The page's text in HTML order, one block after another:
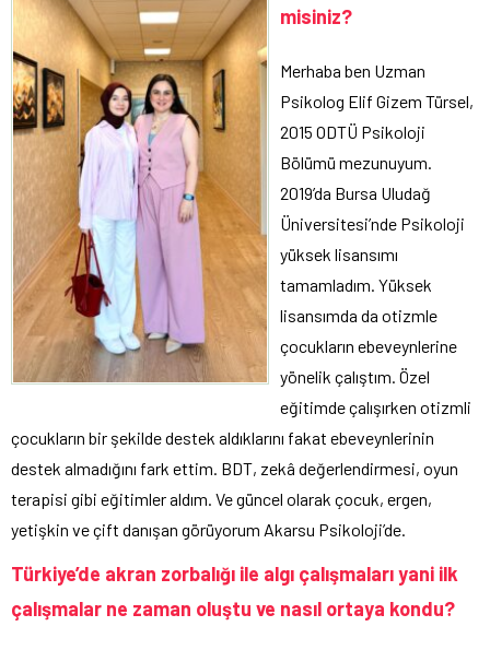
misiniz?
Merhaba ben Uzman
Psikolog Elif Gizem Türsel,
2015 ODTÜ Psikoloji
Bölümü mezunuyum.
2019’da Bursa Uludağ
Üniversitesi’nde Psikoloji
yüksek lisansımı
tamamladım. Yüksek
lisansımda da otizmle
çocukların ebeveynlerine
yönelik çalıştım. Özel
eğitimde çalışırken otizmli
çocukların bir şekilde destek aldıklarını fakat ebeveynlerinin
destek almadığını fark ettim. BDT, zekâ değerlendirmesi, oyun
terapisi gibi eğitimler aldım. Ve güncel olarak çocuk, ergen,
yetişkin ve çift danışan görüyorum Akarsu Psikoloji’de.
Türkiye’de akran zorbalığı ile algı çalışmaları yani ilk
çalışmalar ne zaman oluştu ve nasıl ortaya kondu?